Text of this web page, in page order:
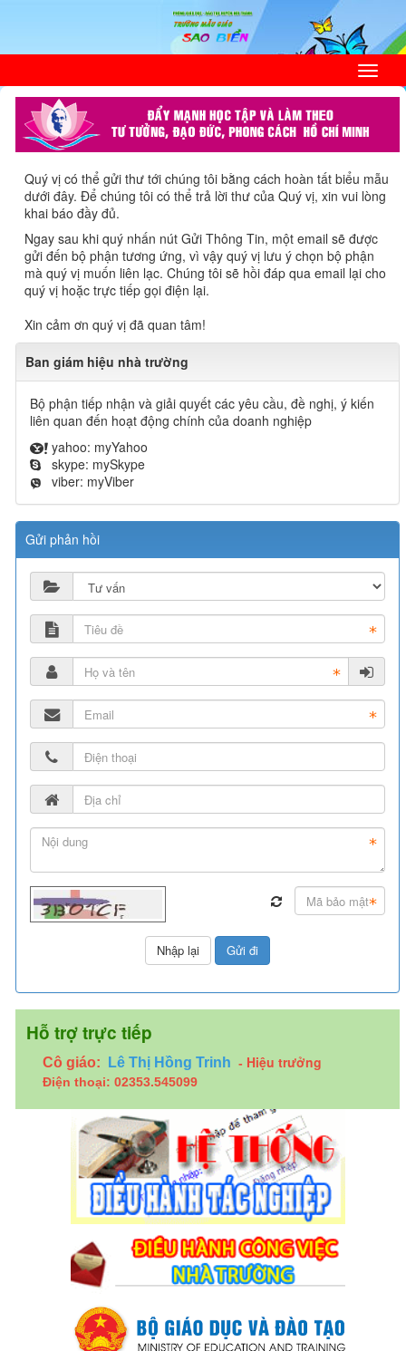
Quý vị có thể gửi thư tới chúng tôi bằng cách hoàn tất biểu mẫu
dưới đây. Để chúng tôi có thể trả lời thư của Quý vị, xin vui lòng
khai báo đầy đủ.
Ngay sau khi quý nhấn nút Gửi Thông Tin, một email sẽ được
gửi đến bộ phận tương ứng, vì vậy quý vị lưu ý chọn bộ phận
mà quý vị muốn liên lạc. Chúng tôi sẽ hồi đáp qua email lại cho
quý vị hoặc trực tiếp gọi điện lại.
Xin cảm ơn quý vị đã quan tâm!
Ban giám hiệu nhà trường
Bộ phận tiếp nhận và giải quyết các yêu cầu, đề nghị, ý kiến
liên quan đến hoạt động chính của doanh nghiệp
yahoo: myYahoo
skype: mySkype
viber: myViber
Gửi phản hồi
Hỗ trợ trực tiếp
Cô giáo: Lê Thị Hồng Trinh - Hiệu trưởng
Điện thoại: 02353.545099